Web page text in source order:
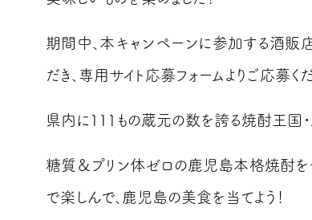
期間中、本キャンペーンに参加する酒販
だき、 専用サイト応募フォームよりご応募くだ
県内に111もの蔵元の数を誇る焼酎王国・
糖質＆プリン体ゼロの鹿児島本格焼酎をシ
で楽しんで、鹿児島の美食を当てよう！